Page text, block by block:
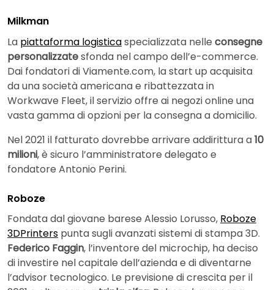
Milkman
La piattaforma logisticaspecializzata nelle consegne
personalizzatesfonda nel campo dell’e-commerce.
Dai fondatori di Viamente.com, la start up acquisita
da una società americana e ribattezzata in
Workwave Fleet, il servizio offre ai negozi online una
vasta gamma di opzioni per la consegna a domicilio.
Nel 2021 il fatturato dovrebbe arrivare addirittura a10
milioni, è sicuro l’amministratore delegato e
fondatore Antonio Perini.
Roboze
Fondata dal giovane barese Alessio Lorusso, Roboze
3DPrinters punta sugli avanzati sistemi di stampa 3D.
Federico Faggin, l’inventore del microchip, ha deciso
di investire nel capitale dell’azienda e di diventarne
l’advisor tecnologico. Le previsione di crescita per il